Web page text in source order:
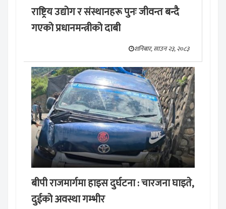
राष्ट्रिय उद्योग र संस्थानहरू पुनः जीवन्त बन्दै
गएको प्रधानमन्त्रीको दाबी
शनिबार, साउन २३, २०८३
बीपी राजमार्गमा हाइस दुर्घटना : चारजना घाइते,
दुईको अवस्था गम्भीर